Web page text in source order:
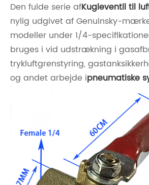
Den fulde serie afKugleventil til
nylig udgivet af Genuinsky-
modeller under 1/4-
bruges i vid udstrækning i
trykluftgrenstyring,
og andet arbejde ipneumatiske